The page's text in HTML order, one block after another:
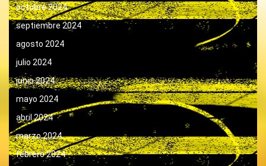
octubre 2024
septiembre 2024
agosto 2024
julio 2024
junio 2024
mayo 2024
abril 2024
marzo 2024
febrero 2024